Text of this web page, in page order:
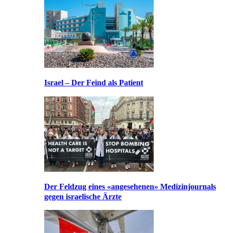
Israel – Der Feind als Patient
Der Feldzug eines «angesehenen» Medizinjournals
gegen israelische Ärzte